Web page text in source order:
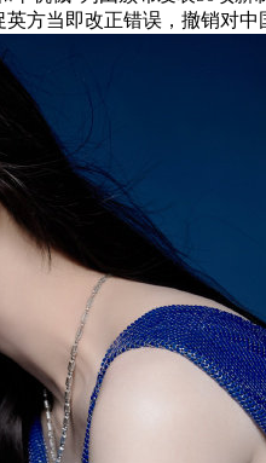
方当即改正错误，撤销对中